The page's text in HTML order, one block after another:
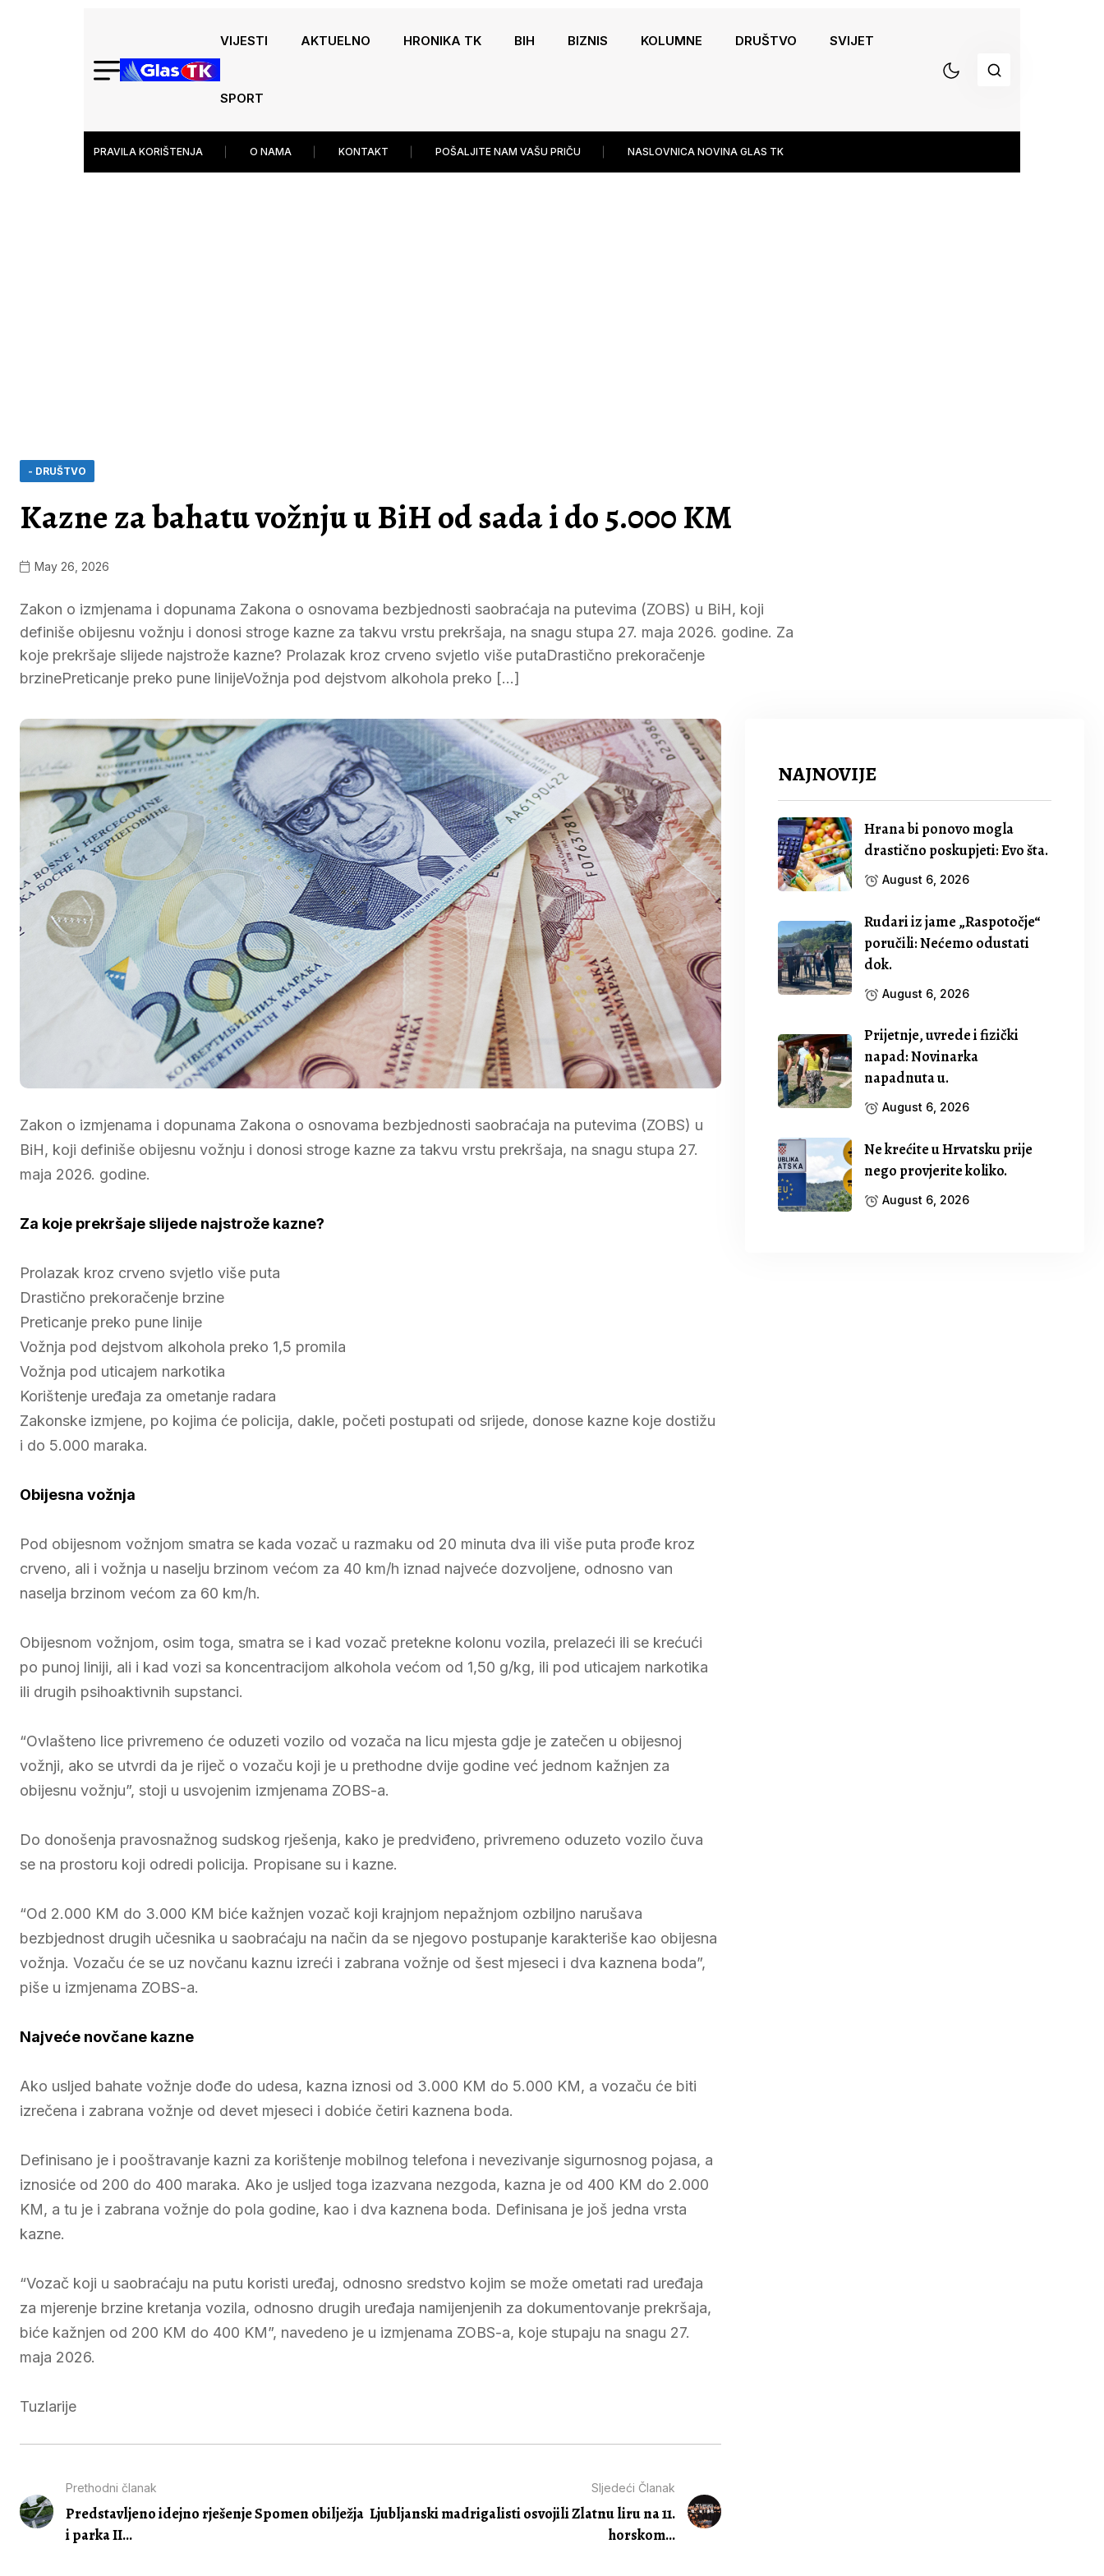
VIJESTI AKTUELNO HRONIKA TK BIH BIZNIS KOLUMNE DRUŠTVO SVIJET
SPORT
PRAVILA KORIŠTENJA O NAMA KONTAKT POŠALJITE NAM VAŠU PRIČU NASLOVNICA NOVINA GLAS TK
- DRUŠTVO
Kazne za bahatu vožnju u BiH od sada i do 5.000 KM
May 26, 2026
Zakon o izmjenama i dopunama Zakona o osnovama bezbjednosti saobraćaja na putevima (ZOBS) u BiH, koji
definiše obijesnu vožnju i donosi stroge kazne za takvu vrstu prekršaja, na snagu stupa 27. maja 2026. godine. Za
koje prekršaje slijede najstrože kazne? Prolazak kroz crveno svjetlo više putaDrastično prekoračenje
brzinePreticanje preko pune linijeVožnja pod dejstvom alkohola preko […]
Zakon o izmjenama i dopunama Zakona o osnovama bezbjednosti saobraćaja na putevima (ZOBS) u
BiH, koji definiše obijesnu vožnju i donosi stroge kazne za takvu vrstu prekršaja, na snagu stupa 27.
maja 2026. godine.
Za koje prekršaje slijede najstrože kazne?
Prolazak kroz crveno svjetlo više puta
Drastično prekoračenje brzine
Preticanje preko pune linije
Vožnja pod dejstvom alkohola preko 1,5 promila
Vožnja pod uticajem narkotika
Korištenje uređaja za ometanje radara
Zakonske izmjene, po kojima će policija, dakle, početi postupati od srijede, donose kazne koje dostižu
i do 5.000 maraka.
Obijesna vožnja
Pod obijesnom vožnjom smatra se kada vozač u razmaku od 20 minuta dva ili više puta prođe kroz
crveno, ali i vožnja u naselju brzinom većom za 40 km/h iznad najveće dozvoljene, odnosno van
naselja brzinom većom za 60 km/h.
Obijesnom vožnjom, osim toga, smatra se i kad vozač pretekne kolonu vozila, prelazeći ili se krećući
po punoj liniji, ali i kad vozi sa koncentracijom alkohola većom od 1,50 g/kg, ili pod uticajem narkotika
ili drugih psihoaktivnih supstanci.
“Ovlašteno lice privremeno će oduzeti vozilo od vozača na licu mjesta gdje je zatečen u obijesnoj
vožnji, ako se utvrdi da je riječ o vozaču koji je u prethodne dvije godine već jednom kažnjen za
obijesnu vožnju”, stoji u usvojenim izmjenama ZOBS-a.
Do donošenja pravosnažnog sudskog rješenja, kako je predviđeno, privremeno oduzeto vozilo čuva
se na prostoru koji odredi policija. Propisane su i kazne.
“Od 2.000 KM do 3.000 KM biće kažnjen vozač koji krajnjom nepažnjom ozbiljno narušava
bezbjednost drugih učesnika u saobraćaju na način da se njegovo postupanje karakteriše kao obijesna
vožnja. Vozaču će se uz novčanu kaznu izreći i zabrana vožnje od šest mjeseci i dva kaznena boda”,
piše u izmjenama ZOBS-a.
Najveće novčane kazne
Ako usljed bahate vožnje dođe do udesa, kazna iznosi od 3.000 KM do 5.000 KM, a vozaču će biti
izrečena i zabrana vožnje od devet mjeseci i dobiće četiri kaznena boda.
Definisano je i pooštravanje kazni za korištenje mobilnog telefona i nevezivanje sigurnosnog pojasa, a
iznosiće od 200 do 400 maraka. Ako je usljed toga izazvana nezgoda, kazna je od 400 KM do 2.000
KM, a tu je i zabrana vožnje do pola godine, kao i dva kaznena boda. Definisana je još jedna vrsta
kazne.
“Vozač koji u saobraćaju na putu koristi uređaj, odnosno sredstvo kojim se može ometati rad uređaja
za mjerenje brzine kretanja vozila, odnosno drugih uređaja namijenjenih za dokumentovanje prekršaja,
biće kažnjen od 200 KM do 400 KM”, navedeno je u izmjenama ZOBS-a, koje stupaju na snagu 27.
maja 2026.
Tuzlarije
Prethodni članak
Predstavljeno idejno rješenje Spomen obilježja
i parka II...
Sljedeći Članak
Ljubljanski madrigalisti osvojili Zlatnu liru na 11.
horskom...
NAJNOVIJE
Hrana bi ponovo mogla
drastično poskupjeti: Evo šta.
August 6, 2026
Rudari iz jame „Raspotočje“
poručili: Nećemo odustati
dok.
August 6, 2026
Prijetnje, uvrede i fizički
napad: Novinarka
napadnuta u.
August 6, 2026
Ne krećite u Hrvatsku prije
nego provjerite koliko.
August 6, 2026